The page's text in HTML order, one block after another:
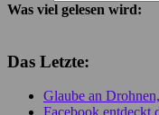
Was viel gelesen wird:
Das Letzte:
Glaube an